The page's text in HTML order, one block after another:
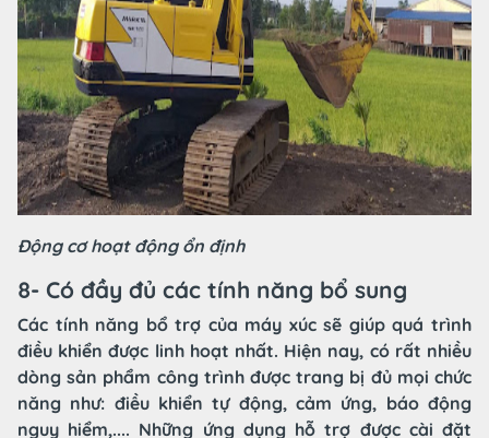
Động cơ hoạt động ổn định
8- Có đầy đủ các tính năng bổ sung
Các tính năng bổ trợ của máy xúc sẽ giúp quá trình
điều khiển được linh hoạt nhất. Hiện nay, có rất nhiều
dòng sản phẩm công trình được trang bị đủ mọi chức
năng như: điều khiển tự động, cảm ứng, báo động
nguy hiểm,.... Những ứng dụng hỗ trợ được cài đặt